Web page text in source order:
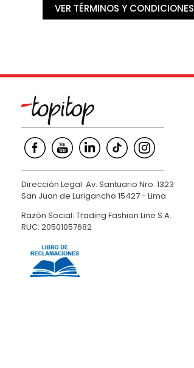
VER TÉRMINOS Y CONDICIONES
Dirección Legal: Av. Santuario Nro. 1323
San Juan de Lurigancho 15427 - Lima
Razón Social: Trading Fashion Line S.A.
RUC: 20501057682